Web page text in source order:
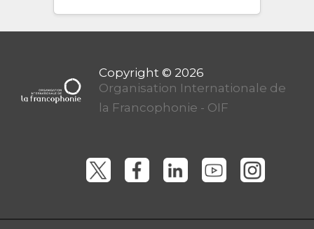
Organisation Internationale de
la Francophonie - OIF